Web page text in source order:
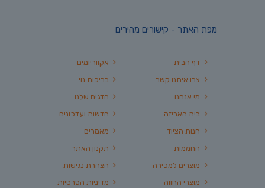
מפת האתר - קישורים מהירים
אקווריומים
בריכות נוי
הדגים שלנו
חדשות ועדכונים
מאמרים
תקנון האתר
הצהרת נגישות
מדיניות הפרטיות
דף הבית
צרו איתנו קשר
מי אנחנו
בית האריזה
חנות הציוד
החממות
מוצרים למכירה
מוצרי החווה